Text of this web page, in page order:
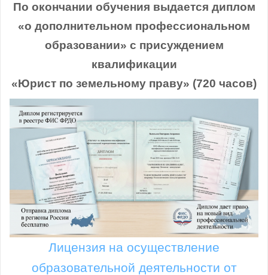
По окончании обучения выдается диплом
«о дополнительном профессиональном
образовании» с присуждением
квалификации
«Юрист по земельному праву» (720 часов)
Лицензия на осуществление
образовательной деятельности от